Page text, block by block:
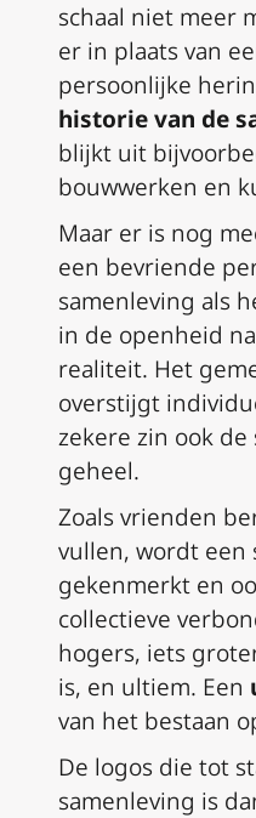
schaal niet meer
er in plaats van
persoonlijke
historie van de
blijkt uit
bouwwerken en
Maar er is nog
een bevriende
samenleving als
in de openheid
realiteit. Het
overstijgt
zekere zin ook de
geheel.
Zoals vrienden
vullen, wordt een
gekenmerkt en
collectieve
hogers, iets
is, en ultiem. Een
van het bestaan
De logos die tot
samenleving is